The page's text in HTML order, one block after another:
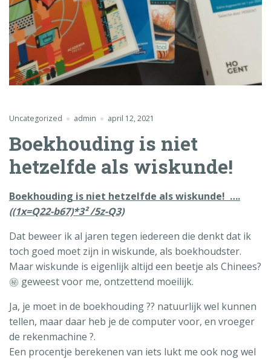
Uncategorized admin april 12, 2021
Boekhouding is niet
hetzelfde als wiskunde!
Boekhouding is niet hetzelfde als wiskunde! ….
((1x=Q22-b67)*3² /5z-Q3)
Dat beweer ik al jaren tegen iedereen die denkt dat ik
toch goed moet zijn in wiskunde, als boekhoudster.
Maar wiskunde is eigenlijk altijd een beetje als Chinees?
㊙ geweest voor me, ontzettend moeilijk.
Ja, je moet in de boekhouding ?‍? natuurlijk wel kunnen
tellen, maar daar heb je de computer voor, en vroeger
de rekenmachine ?.
Een procentje berekenen van iets lukt me ook nog wel